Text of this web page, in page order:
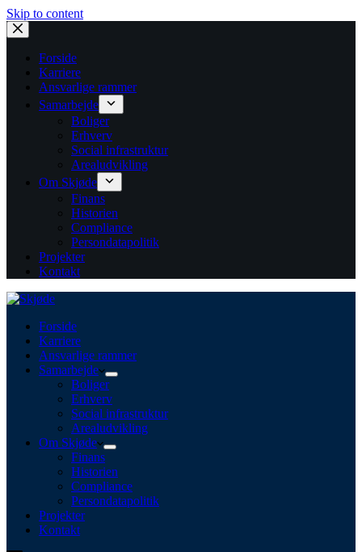
Skip to content
Forside
Karriere
Ansvarlige rammer
Samarbejde
Boliger
Erhverv
Social infrastruktur
Arealudvikling
Om Skjøde
Finans
Historien
Compliance
Persondatapolitik
Projekter
Kontakt
Forside
Karriere
Ansvarlige rammer
Samarbejde
Boliger
Erhverv
Social infrastruktur
Arealudvikling
Om Skjøde
Finans
Historien
Compliance
Persondatapolitik
Projekter
Kontakt